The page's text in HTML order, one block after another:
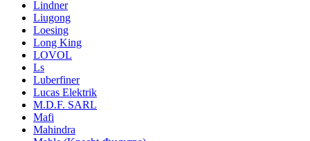
Lindner
Liugong
Loesing
Long King
LOVOL
Ls
Luberfiner
Lucas Elektrik
M.D.F. SARL
Mafi
Mahindra